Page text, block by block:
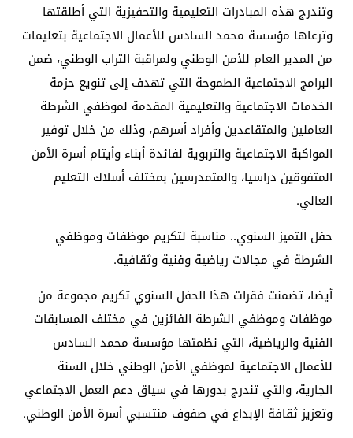
وتندرج هذه المبادرات التعليمية والتحفيزية التي أطلقتها
وترعاها مؤسسة محمد السادس للأعمال الاجتماعية بتعليمات
من المدير العام للأمن الوطني ولمراقبة التراب الوطني، ضمن
البرامج الاجتماعية الطموحة التي تهدف إلى تنويع حزمة
الخدمات الاجتماعية والتعليمية المقدمة لموظفي الشرطة
العاملين والمتقاعدين وأفراد أسرهم، وذلك من خلال توفير
المواكبة الاجتماعية والتربوية لفائدة أبناء وأيتام أسرة الأمن
المتفوقين دراسيا، والمتمدرسين بمختلف أسلاك التعليم
العالي.
حفل التميز السنوي.. مناسبة لتكريم موظفات وموظفي
الشرطة في مجالات رياضية وفنية وثقافية.
أيضا، تضمنت فقرات هذا الحفل السنوي تكريم مجموعة من
موظفات وموظفي الشرطة الفائزين في مختلف المسابقات
الفنية والرياضية، التي نظمتها مؤسسة محمد السادس
للأعمال الاجتماعية لموظفي الأمن الوطني خلال السنة
الجارية، والتي تندرج بدورها في سياق دعم العمل الاجتماعي
وتعزيز ثقافة الإبداع في صفوف منتسبي أسرة الأمن الوطني.